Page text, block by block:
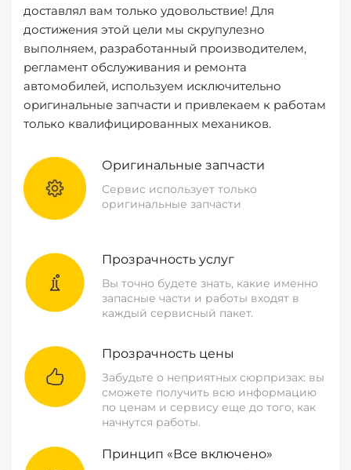
доставлял вам только удовольствие! Для
достижения этой цели мы скрупулезно
выполняем, разработанный производителем,
регламент обслуживания и ремонта
автомобилей, используем исключительно
оригинальные запчасти и привлекаем к работам
только квалифицированных механиков.
Оригинальные запчасти
Сервис использует только
оригинальные запчасти
Прозрачность услуг
Вы точно будете знать, какие именно
запасные части и работы входят в
каждый сервисный пакет.
Прозрачность цены
Забудьте о неприятных сюрпризах: вы
сможете получить всю информацию
по ценам и сервису еще до того, как
начнутся работы.
Принцип «Все включено»